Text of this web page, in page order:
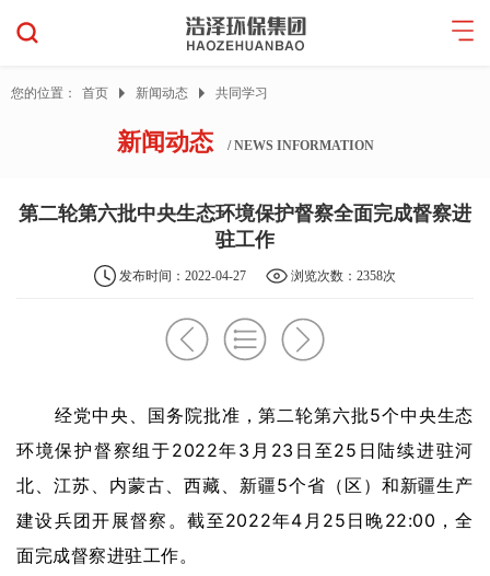
您的位置： 首页 新闻动态 共同学习
新闻动态 / NEWS INFORMATION
第二轮第六批中央生态环境保护督察全面完成督察进
驻工作
发布时间：2022-04-27 浏览次数：2358次
经党中央、国务院批准，第二轮第六批5个中央生态
环境保护督察组于2022年3月23日至25日陆续进驻河
北、江苏、内蒙古、西藏、新疆5个省（区）和新疆生产
建设兵团开展督察。截至2022年4月25日晚22:00，全
面完成督察进驻工作。